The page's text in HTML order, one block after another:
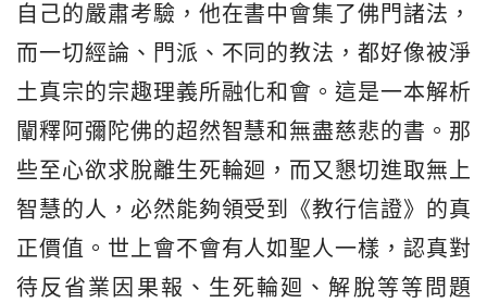
自己的嚴肅考驗，他在書中會集了佛門諸法，
而一切經論、門派、不同的教法，都好像被淨
土真宗的宗趣理義所融化和會。這是一本解析
闡釋阿彌陀佛的超然智慧和無盡慈悲的書。那
些至心欲求脫離生死輪廻，而又懇切進取無上
智慧的人，必然能夠領受到《教行信證》的真
正價值。世上會不會有人如聖人一樣，認真對
待反省業因果報、生死輪廻、解脫等等問題